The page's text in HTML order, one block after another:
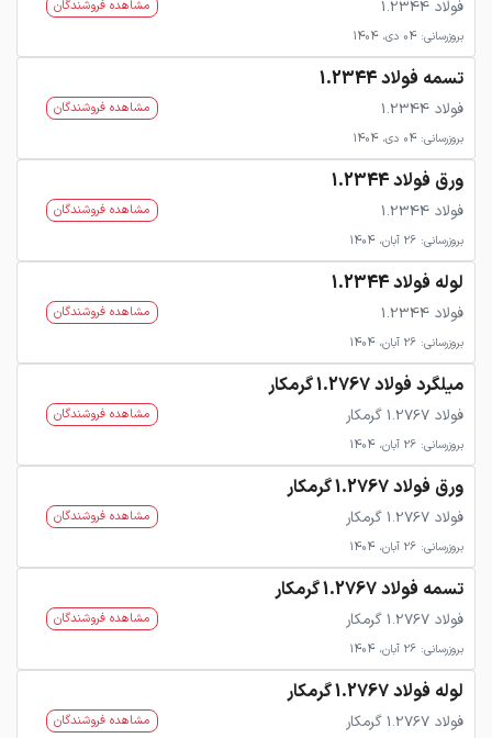
فولاد 1.2344
بروزرسانی: 04 دی، 1404
مشاهده فروشندگان
تسمه فولاد 1.2344
فولاد 1.2344
بروزرسانی: 04 دی، 1404
مشاهده فروشندگان
ورق فولاد 1.2344
فولاد 1.2344
بروزرسانی: 26 آبان، 1404
مشاهده فروشندگان
لوله فولاد 1.2344
فولاد 1.2344
بروزرسانی: 26 آبان، 1404
مشاهده فروشندگان
میلگرد فولاد 1.2767 گرمکار
فولاد 1.2767 گرمکار
بروزرسانی: 26 آبان، 1404
مشاهده فروشندگان
ورق فولاد 1.2767 گرمکار
فولاد 1.2767 گرمکار
بروزرسانی: 26 آبان، 1404
مشاهده فروشندگان
تسمه فولاد 1.2767 گرمکار
فولاد 1.2767 گرمکار
بروزرسانی: 26 آبان، 1404
مشاهده فروشندگان
لوله فولاد 1.2767 گرمکار
فولاد 1.2767 گرمکار مشاهده فروشندگان